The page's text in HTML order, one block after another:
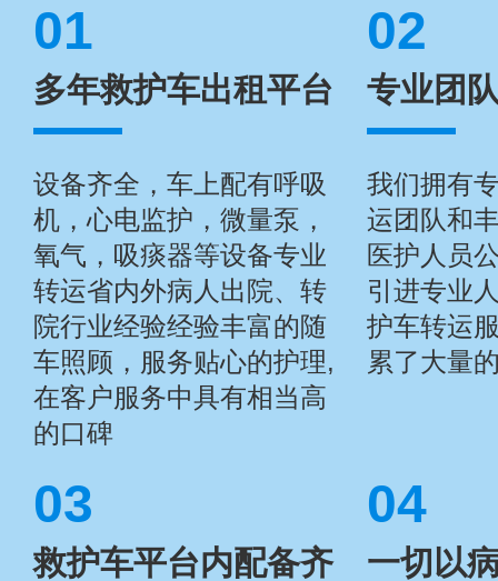
01
多年救护车出租平台
设备齐全，车上配有呼吸
机，心电监护，微量泵，
氧气，吸痰器等设备专业
转运省内外病人出院、转
院行业经验经验丰富的随
车照顾，服务贴心的护理,
在客户服务中具有相当高
的口碑
02
专业团
我们拥有
运团队和
医护人员
引进专业
护车转运
累了大量
03
救护车平台内配备齐
04
一切以